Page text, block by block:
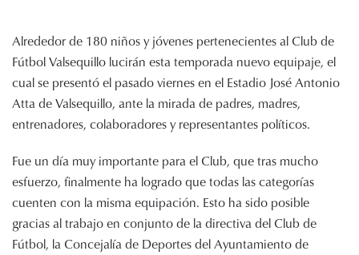
Transparencia
Sede electrónica
Contacto
Alrededor de 180 niños y jóvenes pertenecientes al Club de
Fútbol Valsequillo lucirán esta temporada nuevo equipaje, el
cual se presentó el pasado viernes en el Estadio José Antonio
Atta de Valsequillo, ante la mirada de padres, madres,
entrenadores, colaboradores y representantes políticos.
Fue un día muy importante para el Club, que tras mucho
esfuerzo, finalmente ha logrado que todas las categorías
cuenten con la misma equipación. Esto ha sido posible
gracias al trabajo en conjunto de la directiva del Club de
Fútbol, la Concejalía de Deportes del Ayuntamiento de